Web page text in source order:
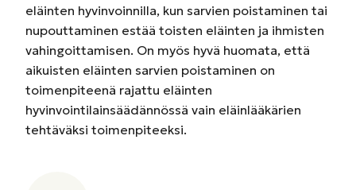
eläinten hyvinvoinnilla, kun sarvien poistaminen tai
nupouttaminen estää toisten eläinten ja ihmisten
vahingoittamisen. On myös hyvä huomata, että
aikuisten eläinten sarvien poistaminen on
toimenpiteenä rajattu eläinten
hyvinvointilainsäädännössä vain eläinlääkärien
tehtäväksi toimenpiteeksi.